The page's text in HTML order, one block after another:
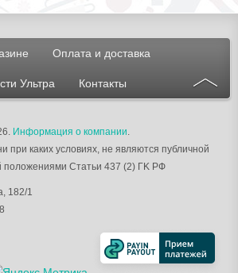
Оплата и доставка
Ультра Контакты
Информация о компании.
при каких условиях, не являются публичной
Статьи 437 (2) ГK РФ
182/1